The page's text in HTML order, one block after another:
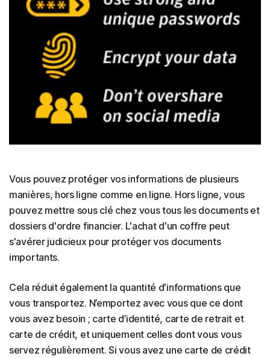
Vous pouvez protéger vos informations de plusieurs
manières, hors ligne comme en ligne. Hors ligne, vous
pouvez mettre sous clé chez vous tous les documents et
dossiers d'ordre financier. L'achat d'un coffre peut
s'avérer judicieux pour protéger vos documents
importants.
Cela réduit également la quantité d'informations que
vous transportez. N’emportez avec vous que ce dont
vous avez besoin ; carte d’identité, carte de retrait et
carte de crédit, et uniquement celles dont vous vous
servez régulièrement. Si vous avez une carte de crédit